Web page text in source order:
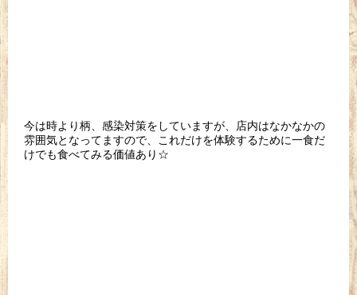
今は時より柄、感染対策をしていますが、店内はなかなかの
雰囲気となってますので、これだけを体験するために一食だ
けでも食べてみる価値あり☆